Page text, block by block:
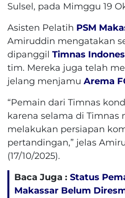
Sulsel, pada Mimggu 19
Asisten Pelatih PSM
Amiruddin mengatakan
dipanggil Timnas
tim. Mereka juga telah
jelang menjamu Arema
“Pemain dari Timnas
karena selama di Timnas
melakukan persiapan
pertandingan,” jelas
(17/10/2025).
Baca Juga : Status
Makassar Belum